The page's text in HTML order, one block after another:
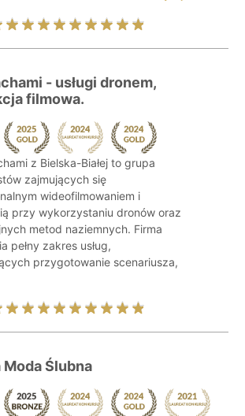
- usługi dronem,
filmowa.
z Bielska-Białej to grupa
zajmujących się
wideofilmowaniem i
przy wykorzystaniu dronów oraz
metod naziemnych. Firma
pełny zakres usług,
przygotowanie scenariusza,
Moda Ślubna